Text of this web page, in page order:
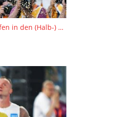
EM Rom Tag 2 | Höhen und Tiefen in den (Halb-) Finals